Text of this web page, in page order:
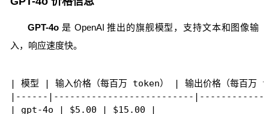
GPT-4o 是 OpenAI 推出的旗舰模型，支持文本和图像输
入，响应速度快。
| 模型 | 输入价格（每百万 token） | 输出价格（每百万
|------|--------------------------